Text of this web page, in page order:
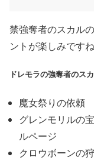
禁強奪者のスカル
ントが楽しみですね
ドレモラの強奪者のス
魔女祭りの依頼
グレンモリルの
ルページ
クロウボーンの